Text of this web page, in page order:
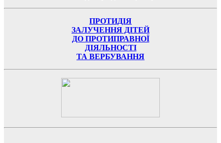
ПРОТИДІЯ
ЗАЛУЧЕННЯ ДІТЕЙ
ДО ПРОТИПРАВНОЇ
ДІЯЛЬНОСТІ
ТА ВЕРБУВАННЯ